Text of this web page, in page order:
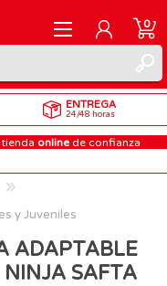
REGISTRARME
INICIAR SESIÓN
0
ENTREGA
24/48 horas
tienda online de confianza
y Juveniles
ADAPTABLE
SAFTA